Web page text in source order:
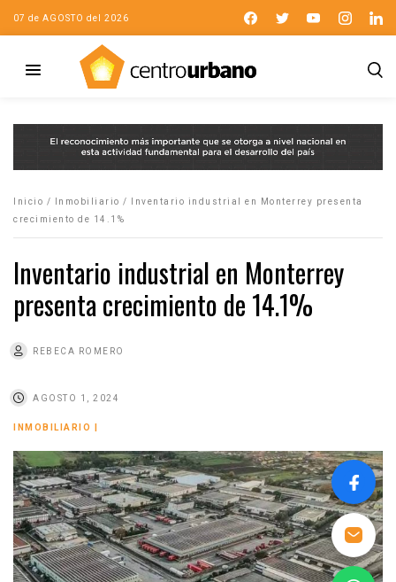
07 de AGOSTO del 2026
Inicio / Inmobiliario /
Inventario industrial en Monterrey presenta
crecimiento de 14.1%
Inventario industrial en Monterrey
presenta crecimiento de 14.1%
REBECA ROMERO
AGOSTO 1, 2024
INMOBILIARIO